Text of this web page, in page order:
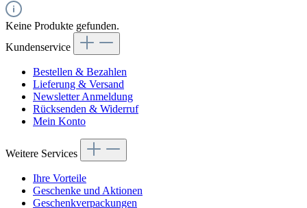
Keine Produkte gefunden.
Kundenservice
Bestellen & Bezahlen
Lieferung & Versand
Newsletter Anmeldung
Rücksenden & Widerruf
Mein Konto
Weitere Services
Ihre Vorteile
Geschenke und Aktionen
Geschenkverpackungen